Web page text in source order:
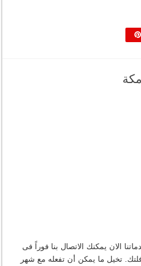
الان يمكنك الاتصال بنا فوراً فى
تخيل ما يمكن أن تفعله مع شهر